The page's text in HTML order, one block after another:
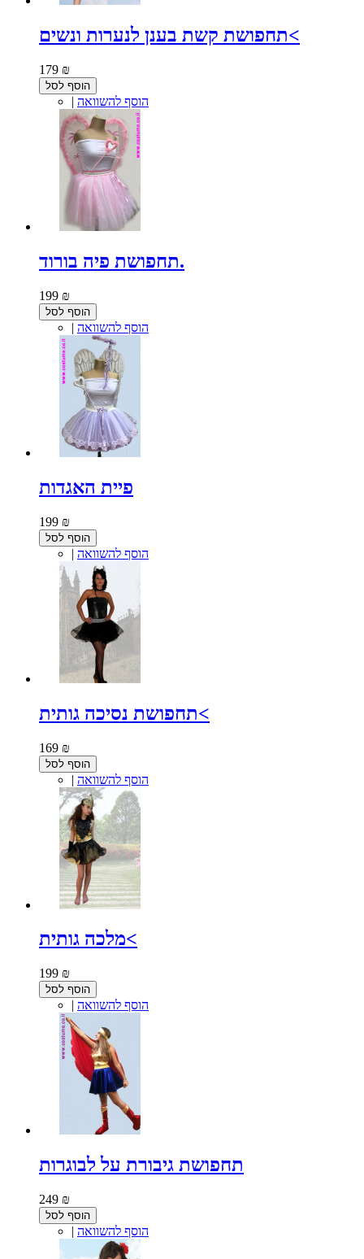
תחפושת קשת בענן לנערות ונשים<
179 ₪
הוסף לסל
| הוסף להשוואה
תחפושת פיה בורוד.
199 ₪
הוסף לסל
| הוסף להשוואה
פיית האגדות
199 ₪
הוסף לסל
| הוסף להשוואה
תחפושת נסיכה גותית<
169 ₪
הוסף לסל
| הוסף להשוואה
מלכה גותית<
199 ₪
הוסף לסל
| הוסף להשוואה
תחפושת גיבורת על לבוגרות
249 ₪
הוסף לסל
| הוסף להשוואה